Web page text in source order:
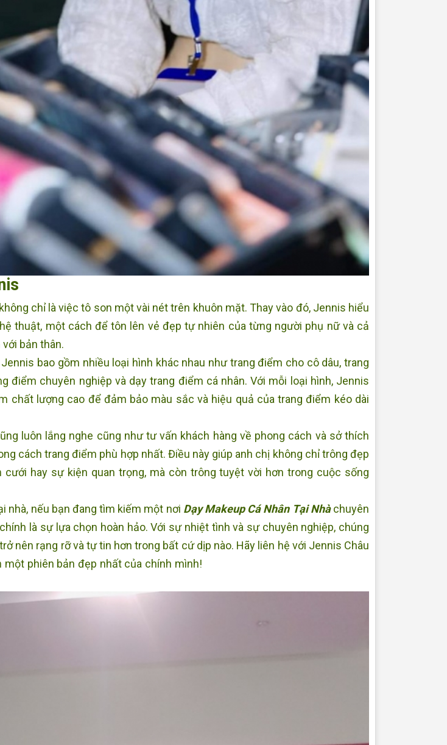
chỉ là việc tô son một vài nét trên khuôn mặt. Thay vào đó, Jennis hiểu
thuật, một cách để tôn lên vẻ đẹp tự nhiên của từng người phụ nữ và cả
bản thân.
bao gồm nhiều loại hình khác nhau như trang điểm cho cô dâu, trang
điểm chuyên nghiệp và dạy trang điểm cá nhân. Với mỗi loại hình, Jennis
chất lượng cao để đảm bảo màu sắc và hiệu quả của trang điểm kéo dài
luôn lắng nghe cũng như tư vấn khách hàng về phong cách và sở thích
cách trang điểm phù hợp nhất. Điều này giúp anh chị không chỉ trông đẹp
hay sự kiện quan trọng, mà còn trông tuyệt vời hơn trong cuộc sống
nhà, nếu bạn đang tìm kiếm một nơi Dạy Makeup Cá Nhân Tại Nhàchuyên
là sự lựa chọn hoàn hảo. Với sự nhiệt tình và sự chuyên nghiệp, chúng
nên rạng rỡ và tự tin hơn trong bất cứ dịp nào. Hãy liên hệ với Jennis Châu
một phiên bản đẹp nhất của chính mình!